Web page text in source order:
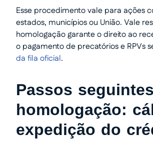
Esse procedimento vale para ações
estados, municípios ou União. Vale
homologação garante o direito ao
o pagamento de precatórios e RPVs
da fila oficial.
Passos
homologação:
expedição do